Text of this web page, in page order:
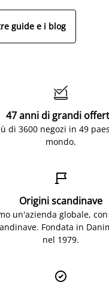
guide e i blog

47 anni di grandi
di 3600 negozi in 49
mondo.

Origini scandinave
un'azienda globale,
Fondata in
nel 1979.
